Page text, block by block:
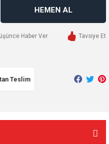
HEMEN AL
Haber Ver Tavsiye Et
Teslim